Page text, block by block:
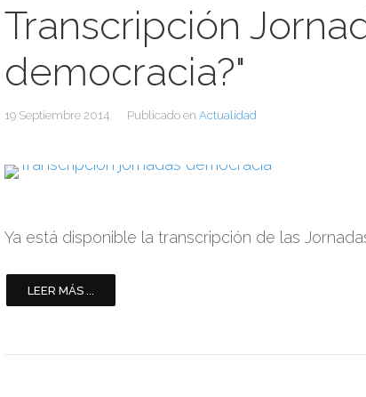
Transcripción
democracia?"
19 Septiembre 2014 Publicado en Actualidad
Ya está disponible la transcripción de las
LEER MÁS ...